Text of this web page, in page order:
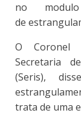
no
de
O Coronel
Secretaria
(Seris),
trata de uma